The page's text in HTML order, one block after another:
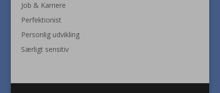
Job & Karriere
Perfektionist
Personlig udvikling
Særligt sensitiv